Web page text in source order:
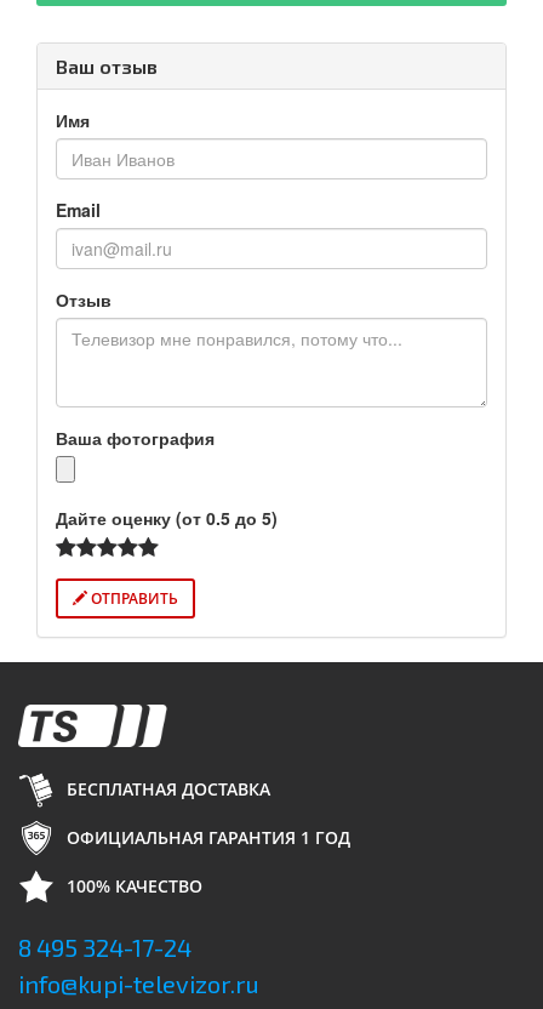
Ваш отзыв
Имя
Email
Отзыв
Ваша фотография
Дайте оценку (от 0.5 до 5)
ОТПРАВИТЬ
БЕСПЛАТНАЯ ДОСТАВКА
ОФИЦИАЛЬНАЯ ГАРАНТИЯ 1 ГОД
100% КАЧЕСТВО
8 495 324-17-24
info@kupi-televizor.ru